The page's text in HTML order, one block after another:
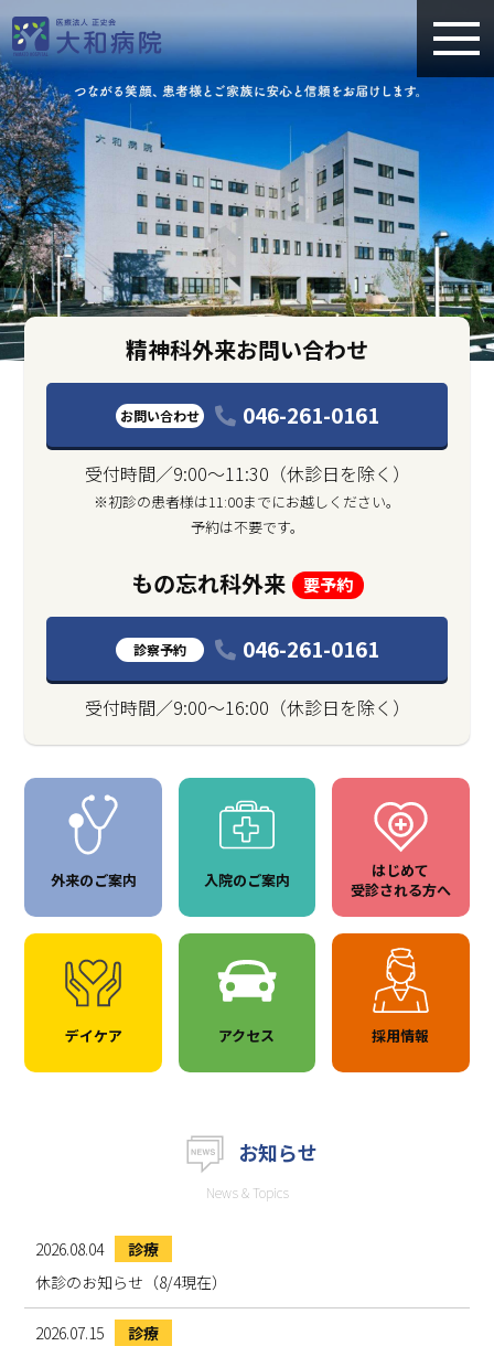
精神科外来お問い合わせ
お問い合わせ 046-261-0161
受付時間／9:00〜11:30（休診日を除く）
※初診の患者様は11:00までにお越しください。
予約は不要です。
もの忘れ科外来 要予約
診察予約 046-261-0161
受付時間／9:00〜16:00（休診日を除く）
外来のご案内 入院のご案内
はじめて
受診される方へ
デイケア アクセス 採用情報
お知らせ
News & Topics
2026.08.04
診療
休診のお知らせ（8/4現在）
2026.07.15
診療